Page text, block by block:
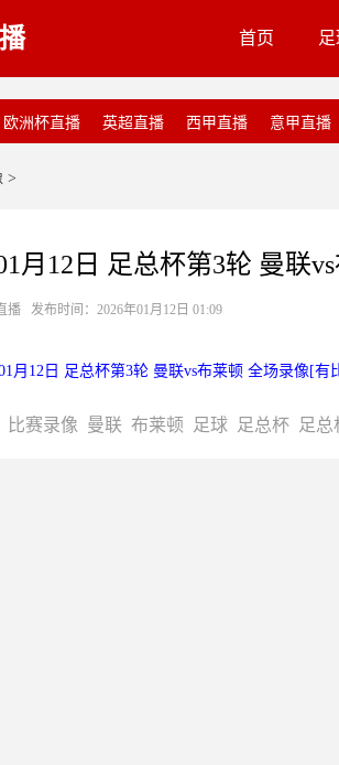
首页
欧洲杯直播 英超直播 西甲直播 意甲直播
>
月12日 足总杯第3轮 曼联
播 发布时间：2026年01月12日 01:09
月12日 足总杯第3轮 曼联vs布莱顿 全场录像[有
比赛录像 曼联 布莱顿 足球 足总杯 足总